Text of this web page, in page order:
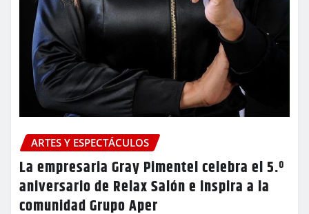
ARTES Y ESPECTÁCULOS
La empresaria Gray Pimentel celebra el 5.º
aniversario de Relax Salón e inspira a la
comunidad Grupo Aper